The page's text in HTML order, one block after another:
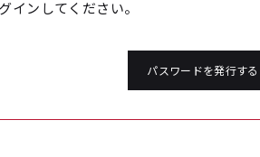
インしてください。
パスワードを発行する